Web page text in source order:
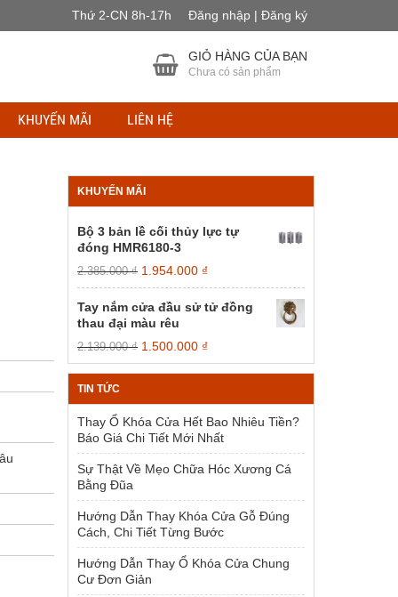
Thứ 2-CN 8h-17h Đăng nhập | Đăng ký
GIỎ HÀNG CỦA BẠN
Chưa có sản phẩm
KHUYẾN MÃI LIÊN HỆ
KHUYẾN MÃI
Bộ 3 bản lề cối thủy lực tự
đóng HMR6180-3
2.385.000₫ Giá
gốc
là:
2.385.000 ₫.
1.954.000 ₫
hiện
tại
Tay nắm cửa đầu sử tử đồng
thau đại màu rêu
2.139.000₫ Giá
gốc
là:
1.500.000 ₫
hiện
tại
1.500.000 ₫.
TIN TỨC
Thay Ổ Khóa Cửa Hết Bao Nhiêu Tiền?
Báo Giá Chi Tiết Mới Nhất
Sự Thật Về Mẹo Chữa Hóc Xương Cá
Bằng Đũa
Hướng Dẫn Thay Khóa Cửa Gỗ Đúng
Cách, Chi Tiết Từng Bước
Hướng Dẫn Thay Ổ Khóa Cửa Chung
Cư Đơn Giản